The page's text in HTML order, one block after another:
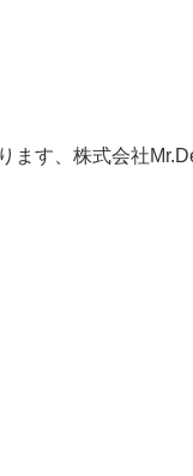
す、株式会社